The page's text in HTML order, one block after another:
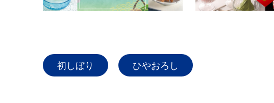
初しぼり ひやおろし